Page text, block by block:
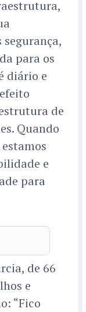
para os
diário e
de
Quando
e
para
de 66
e
“Fico